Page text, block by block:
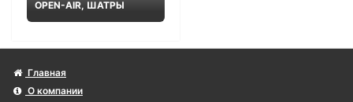
OPEN-AIR, ШАТРЫ
Главная
О компании